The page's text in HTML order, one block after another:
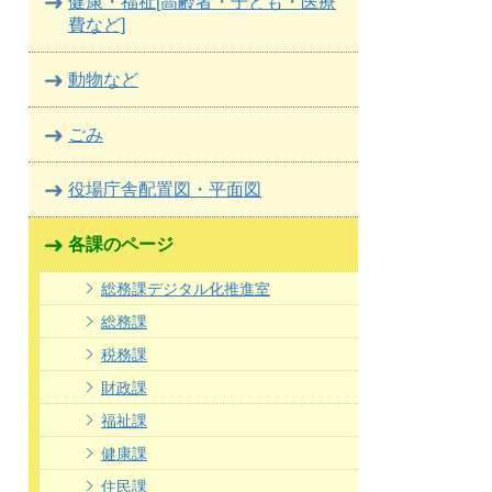
費など]
動物など
ごみ
役場庁舎配置図・平面図
各課のページ
総務課デジタル化推進室
総務課
税務課
財政課
福祉課
健康課
住民課